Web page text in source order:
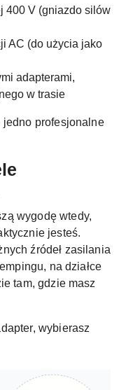
400 V (gniazdo silów
AC (do użycia jako
adapterami,
w trasie
profesjonalne
wygodę wtedy,
jesteś.
źródeł zasilania
na działce
tam, gdzie masz
wybierasz